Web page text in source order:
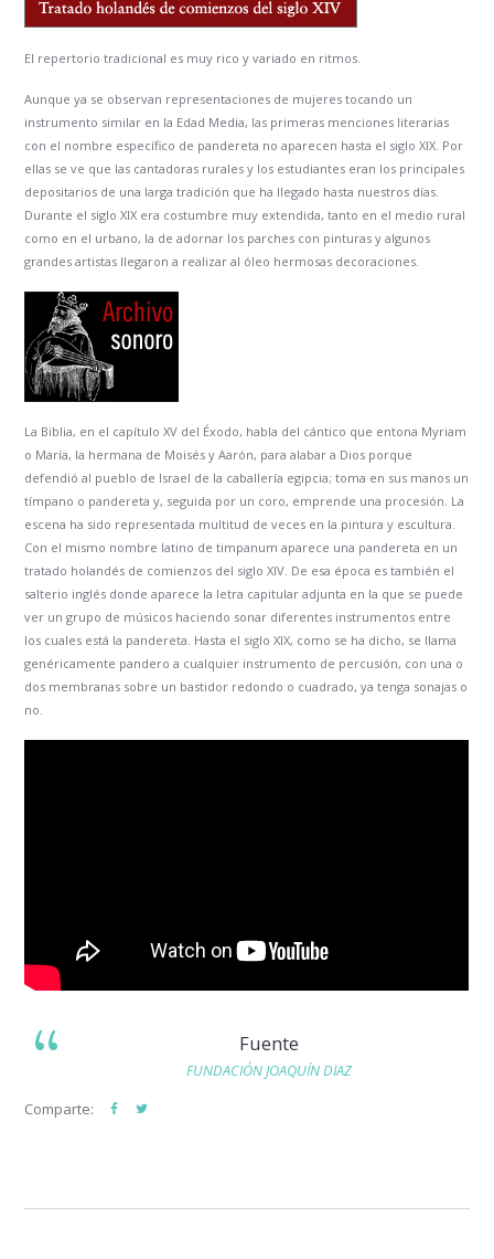
El repertorio tradicional es muy rico y variado en ritmos.
Aunque ya se observan representaciones de mujeres tocando un
instrumento similar en la Edad Media, las primeras menciones literarias
con el nombre específico de pandereta no aparecen hasta el siglo XIX. Por
ellas se ve que las cantadoras rurales y los estudiantes eran los principales
depositarios de una larga tradición que ha llegado hasta nuestros días.
Durante el siglo XIX era costumbre muy extendida, tanto en el medio rural
como en el urbano, la de adornar los parches con pinturas y algunos
grandes artistas llegaron a realizar al óleo hermosas decoraciones.
La Biblia, en el capítulo XV del Éxodo, habla del cántico que entona Myriam
o María, la hermana de Moisés y Aarón, para alabar a Dios porque
defendió al pueblo de Israel de la caballería egipcia; toma en sus manos un
tímpano o pandereta y, seguida por un coro, emprende una procesión. La
escena ha sido representada multitud de veces en la pintura y escultura.
Con el mismo nombre latino de timpanum aparece una pandereta en un
tratado holandés de comienzos del siglo XIV. De esa época es también el
salterio inglés donde aparece la letra capitular adjunta en la que se puede
ver un grupo de músicos haciendo sonar diferentes instrumentos entre
los cuales está la pandereta. Hasta el siglo XIX, como se ha dicho, se llama
genéricamente pandero a cualquier instrumento de percusión, con una o
dos membranas sobre un bastidor redondo o cuadrado, ya tenga sonajas o
no.
Fuente
FUNDACIÓN JOAQUÍN DIAZ
Comparte: